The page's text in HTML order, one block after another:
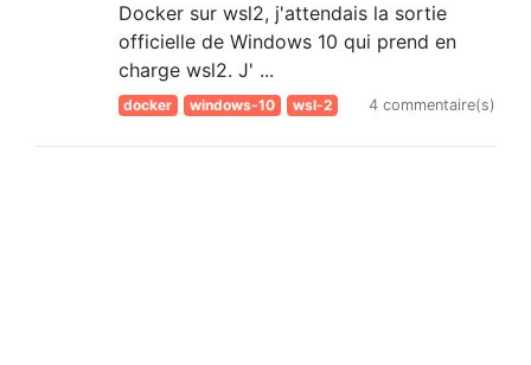
Docker sur wsl2, j'attendais la sortie
officielle de Windows 10 qui prend en
charge wsl2. J' ...
docker windows-10 wsl-2 4 commentaire(s)